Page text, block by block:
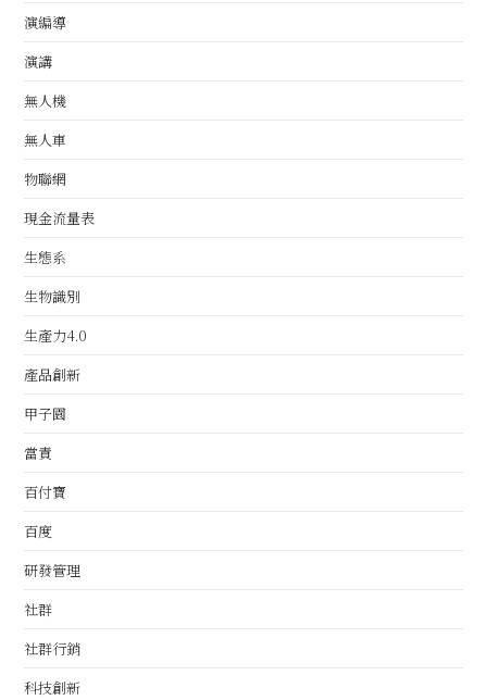
演編導
演講
無人機
無人車
物聯網
現金流量表
生態系
生物識別
生產力4.0
產品創新
甲子園
當責
百付寶
百度
研發管理
社群
社群行銷
科技創新